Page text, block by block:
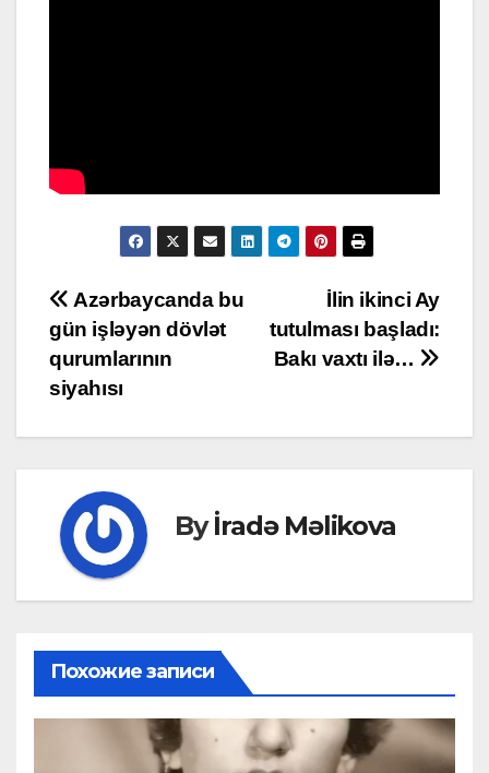
Post
navigation
İlin ikinci Ay
tutulması başladı:
Bakı vaxtı ilə…
Azərbaycanda bu
gün işləyən dövlət
qurumlarının
siyahısı
Byİradə Məlikova
Похожие записи